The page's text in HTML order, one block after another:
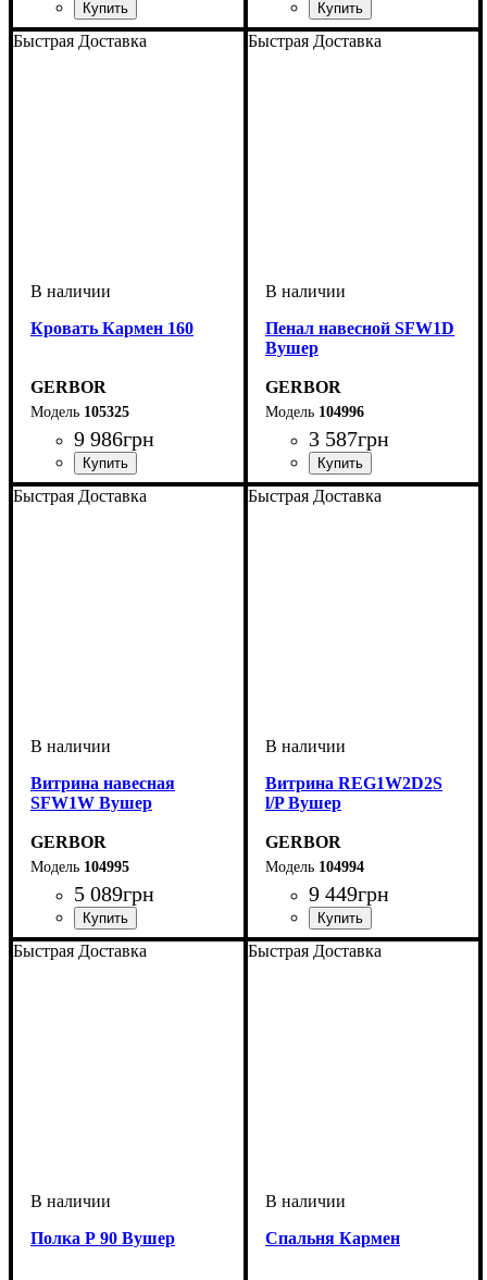
Быстрая Доставка
Кровать Кармен 160
GERBOR
105325
9 986грн
Быстрая Доставка
Пенал навесной SFW1D
Вушер
GERBOR
104996
3 587грн
Быстрая Доставка
Витрина навесная
SFW1W Вушер
GERBOR
104995
5 089грн
Быстрая Доставка
Витрина REG1W2D2S
l/P Вушер
GERBOR
104994
9 449грн
Быстрая Доставка
Полка Р 90 Вушер
Быстрая Доставка
Спальня Кармен